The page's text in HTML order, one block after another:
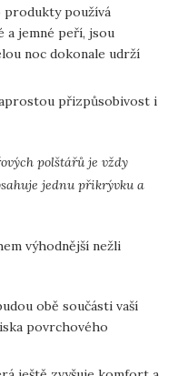
produkty používá
a jemné peří, jsou
noc dokonale udrží
přizpůsobivost i
polštářů je vždy
jednu přikrývku a
výhodnější nežli
obě součásti vaší
povrchového